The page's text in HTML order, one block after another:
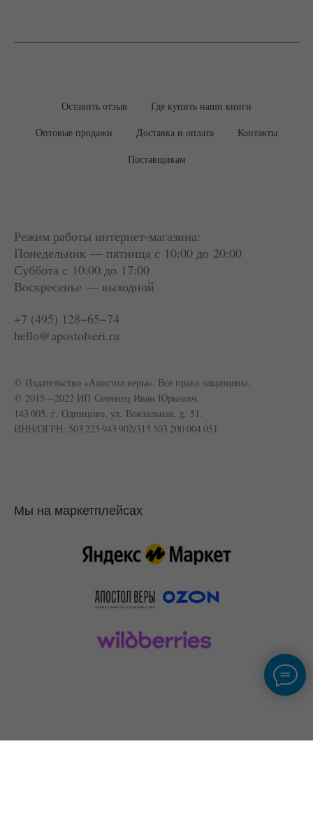
Оставить отзыв Где купить наши книги
Оптовые продажи Доставка и оплата Контакты
Поставщикам
Режим работы интернет-магазина:
Понедельник — пятница с 10:00 до 20:00
Суббота с 10:00 до 17:00
Воскресенье — выходной
+7 (495) 128−65−74
hello@apostolveri.ru
© Издательство «Апостол веры». Все права защищены.
© 2015—2022 ИП Семенец Иван Юрьевич.
143 005, г. Одинцово, ул. Вокзальная, д. 51.
ИНН/ОГРН: 503 225 943 902/315 503 200 004 051
Мы на маркетплейсах